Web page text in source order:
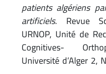
patients algériens
artificiels.
Revue
URNOP, Unité de
Cognitives-
Université d’Alger